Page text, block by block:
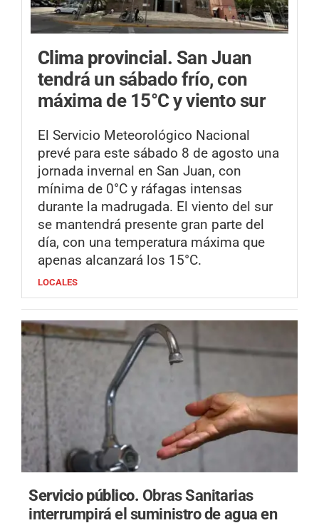
Clima provincial. San Juan
tendrá un sábado frío, con
máxima de 15°C y viento sur
El Servicio Meteorológico Nacional
prevé para este sábado 8 de agosto una
jornada invernal en San Juan, con
mínima de 0°C y ráfagas intensas
durante la madrugada. El viento del sur
se mantendrá presente gran parte del
día, con una temperatura máxima que
apenas alcanzará los 15°C.
LOCALES
Servicio público. Obras Sanitarias
interrumpirá el suministro de agua en